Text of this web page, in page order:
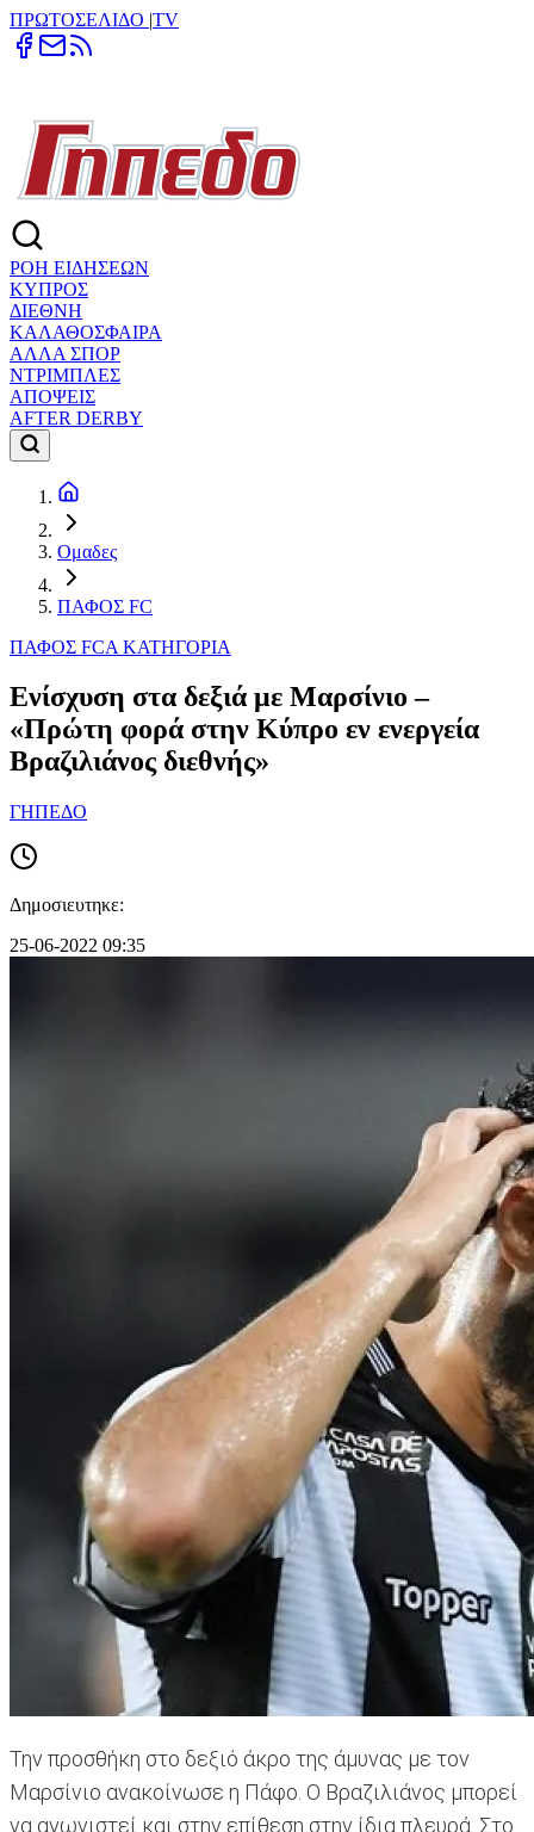
ΠΡΩΤΟΣΕΛΙΔΟ |TV
ΡΟΗ ΕΙΔΗΣΕΩΝ
ΚΥΠΡΟΣ
ΔΙΕΘΝΗ
ΚΑΛΑΘΟΣΦΑΙΡΑ
ΑΛΛΑ ΣΠΟΡ
ΝΤΡΙΜΠΛΕΣ
ΑΠΟΨΕΙΣ
AFTER DERBY
Ομαδες
ΠΑΦΟΣ FC
ΠΑΦΟΣ FCΑ ΚΑΤΗΓΟΡΙΑ
Ενίσχυση στα δεξιά με Μαρσίνιο –
«Πρώτη φορά στην Κύπρο εν ενεργεία
Βραζιλιάνος διεθνής»
ΓΗΠΕΔΟ
Δημοσιευτηκε:
25-06-2022 09:35
Την προσθήκη στο δεξιό άκρο της άμυνας με τον
Μαρσίνιο ανακοίνωσε η Πάφο. Ο Βραζιλιάνος μπορεί
να αγωνιστεί και στην επίθεση στην ίδια πλευρά. Στο